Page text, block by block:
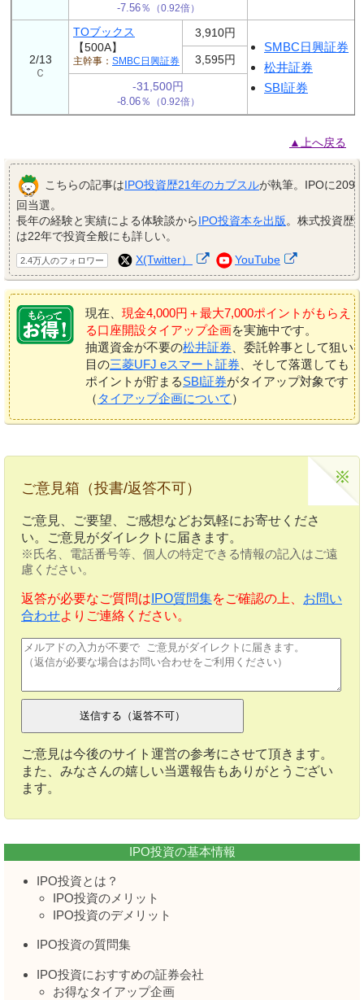
-7.56％ （0.92倍）
2/13
Ｃ
TOブックス
【500A】
SMBC日興証券
3,910円
SMBC日興証券
松井証券
SBI証券
3,595円
-31,500円
-8.06％ （0.92倍）
▲上へ戻る
こちらの記事はIPO投資歴21年のカブスルが執筆。IPOに209
回当選。
長年の経験と実績による体験談からIPO投資本を出版。株式投資歴
は22年で投資全般にも詳しい。
2.4万人のフォロワー X(Twitter） YouTube
現在、 現金4,000円＋最大7,000ポイントがもらえ
る口座開設タイアップ企画を実施中です。
抽選資金が不要の松井証券 、委託幹事として狙い
目の三菱UFJ eスマート証券 、そして落選しても
ポイントが貯まるSBI証券がタイアップ対象です
（ タイアップ企画について ）
ご意見箱（投書/返答不可）
ご意見、ご要望、ご感想などお気軽にお寄せくださ
い。ご意見がダイレクトに届きます。
※氏名、電話番号等、個人の特定できる情報の記入はご遠
慮ください。
返答が必要なご質問は IPO質問集をご確認の上、 お問い
合わせよりご連絡ください。
ご意見は今後のサイト運営の参考にさせて頂きます。
また、みなさんの嬉しい当選報告もありがとうござい
ます。
IPO投資の基本情報
IPO投資とは？
IPO投資のメリット
IPO投資のデメリット
IPO投資の質問集
IPO投資におすすめの証券会社
お得なタイアップ企画